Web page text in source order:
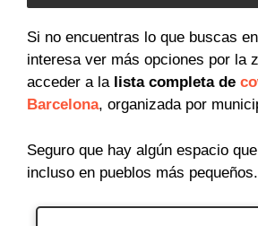
Si no encuentras lo que buscas
interesa ver más opciones por la
acceder a lalista completa de
Barcelona, organizada por
Seguro que hay algún espacio
incluso en pueblos más pequeños.